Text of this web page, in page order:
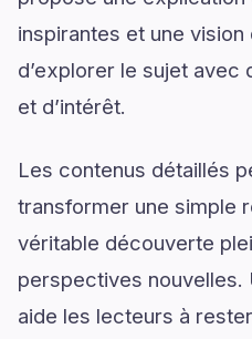
inspirantes et une
d’explorer le sujet avec
et d’intérêt.
Les contenus détaillés
transformer une simple
véritable découverte
perspectives nouvelles.
aide les lecteurs à